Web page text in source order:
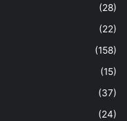
(28)
(22)
(158)
(15)
(37)
(24)